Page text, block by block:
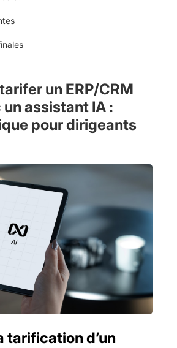
un ERP/CRM
un assistant IA :
pour dirigeants
tarification d’un